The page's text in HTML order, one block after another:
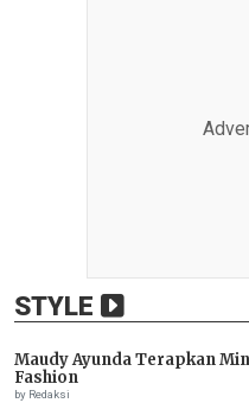
STYLE
Maudy Ayunda Terapkan
Fashion
by Redaksi